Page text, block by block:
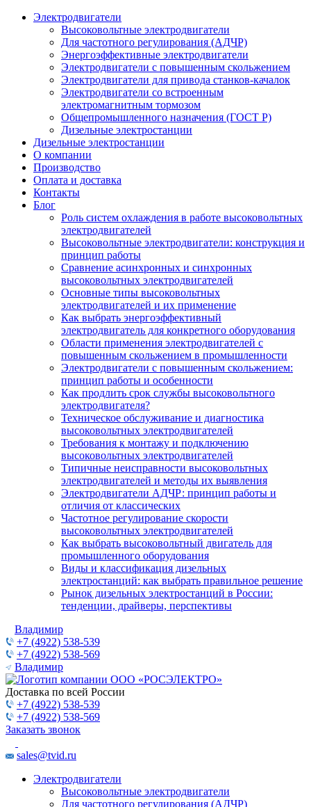
Электродвигатели
Высоковольтные электродвигатели
Для частотного регулирования (АДЧР)
Энергоэффективные электродвигатели
Электродвигатели с повышенным скольжением
Электродвигатели для привода станков-качалок
Электродвигатели со встроенным
электромагнитным тормозом
Общепромышленного назначения (ГОСТ Р)
Дизельные электростанции
Дизельные электростанции
О компании
Производство
Оплата и доставка
Контакты
Блог
Роль систем охлаждения в работе высоковольтных
электродвигателей
Высоковольтные электродвигатели: конструкция и
принцип работы
Сравнение асинхронных и синхронных
высоковольтных электродвигателей
Основные типы высоковольтных
электродвигателей и их применение
Как выбрать энергоэффективный
электродвигатель для конкретного оборудования
Области применения электродвигателей с
повышенным скольжением в промышленности
Электродвигатели с повышенным скольжением:
принцип работы и особенности
Как продлить срок службы высоковольтного
электродвигателя?
Техническое обслуживание и диагностика
высоковольтных электродвигателей
Требования к монтажу и подключению
высоковольтных электродвигателей
Типичные неисправности высоковольтных
электродвигателей и методы их выявления
Электродвигатели АДЧР: принцип работы и
отличия от классических
Частотное регулирование скорости
высоковольтных электродвигателей
Как выбрать высоковольтный двигатель для
промышленного оборудования
Виды и классификация дизельных
электростанций: как выбрать правильное решение
Рынок дизельных электростанций в России:
тенденции, драйверы, перспективы
Владимир
+7 (4922) 538-539
+7 (4922) 538-569
Владимир
Доставка по всей России
+7 (4922) 538-539
+7 (4922) 538-569
Заказать звонок
sales@tvid.ru
Электродвигатели
Высоковольтные электродвигатели
Для частотного регулирования (АДЧР)